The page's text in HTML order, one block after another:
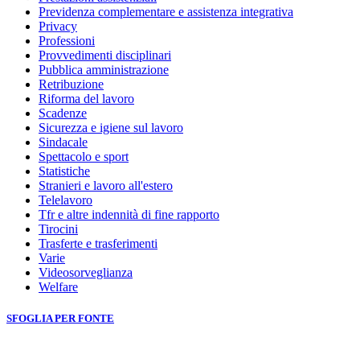
Previdenza complementare e assistenza integrativa
Privacy
Professioni
Provvedimenti disciplinari
Pubblica amministrazione
Retribuzione
Riforma del lavoro
Scadenze
Sicurezza e igiene sul lavoro
Sindacale
Spettacolo e sport
Statistiche
Stranieri e lavoro all'estero
Telelavoro
Tfr e altre indennità di fine rapporto
Tirocini
Trasferte e trasferimenti
Varie
Videosorveglianza
Welfare
SFOGLIA PER FONTE